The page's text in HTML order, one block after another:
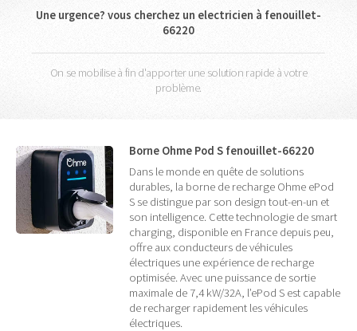
Une urgence? vous cherchez un electricien à fenouillet-
66220
On se mobilise à fin d'apporter une solution rapide à votre
problème.
Borne Ohme Pod S fenouillet-66220
Dans le monde en quête de solutions
durables, la borne de recharge Ohme ePod
S se distingue par son design tout-en-un et
son intelligence. Cette technologie de smart
charging, disponible en France depuis peu,
offre aux conducteurs de véhicules
électriques une expérience de recharge
optimisée. Avec une puissance de sortie
maximale de 7,4 kW/32A, l’ePod S est capable
de recharger rapidement les véhicules
électriques.